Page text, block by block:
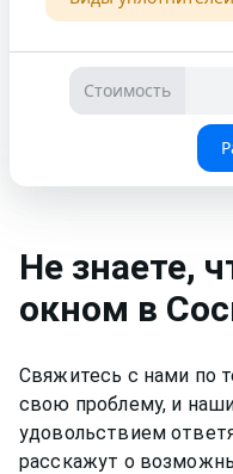
Стоимость
Не знаете,
окном в
Свяжитесь с нами по
свою проблему, и
удовольствием
расскажут о